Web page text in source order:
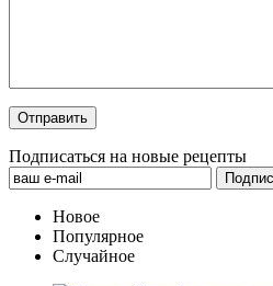
Подписаться на новые рецепты
Новое
Популярное
Случайное